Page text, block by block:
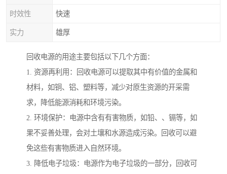
时效性 快速
实力 雄厚
回收电源的用途主要包括以下几个方面：
1. 资源再利用：回收电源可以提取其中有价值的金属和
材料，如铜、铝、塑料等，减少对原生资源的开采需
求，降低能源消耗和环境污染。
2. 环境保护：电源中含有有害物质，如铅、、镉等，如
果不妥善处理，会对土壤和水源造成污染。回收可以避
免这些有害物质进入自然环境。
3. 降低电子垃圾：电源作为电子垃圾的一部分，回收可